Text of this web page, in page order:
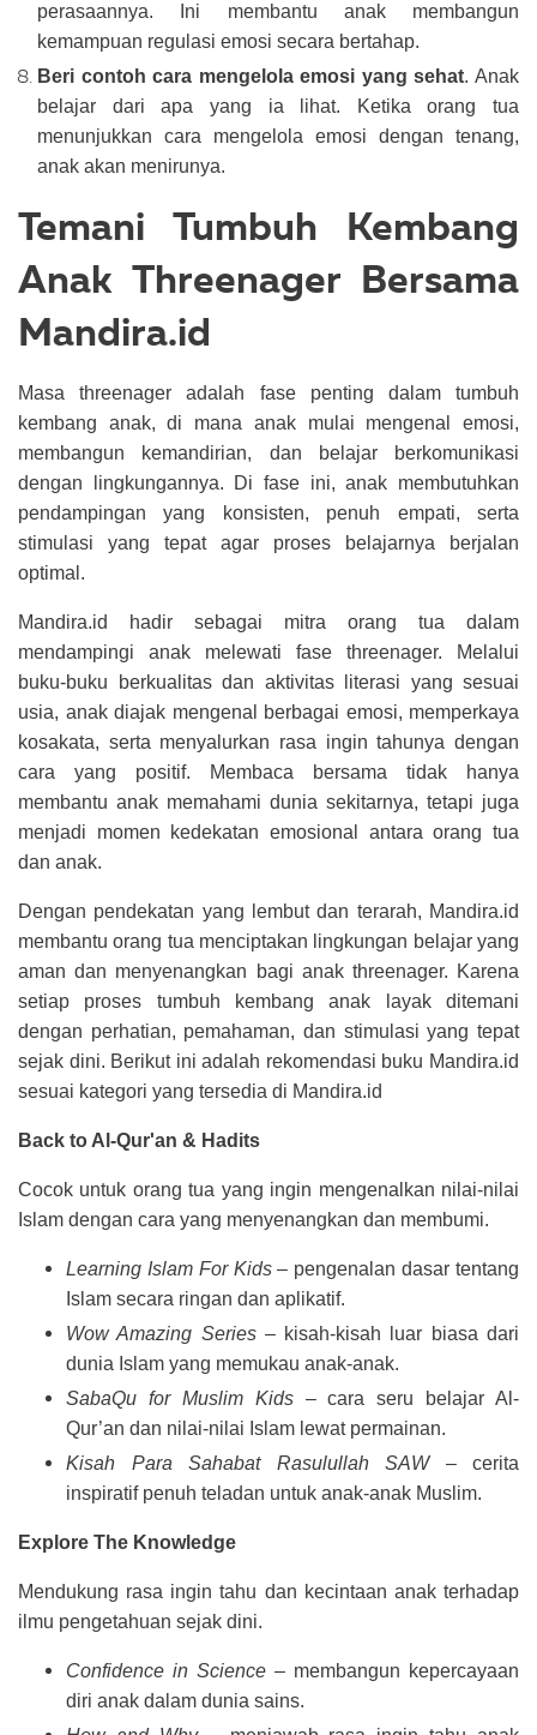
perasaannya. Ini membantu anak membangun
kemampuan regulasi emosi secara bertahap.
Beri contoh cara mengelola emosi yang sehat. Anak
belajar dari apa yang ia lihat. Ketika orang tua
menunjukkan cara mengelola emosi dengan tenang,
anak akan menirunya.
Temani Tumbuh Kembang
Anak Threenager Bersama
Mandira.id
Masa threenager adalah fase penting dalam tumbuh
kembang anak, di mana anak mulai mengenal emosi,
membangun kemandirian, dan belajar berkomunikasi
dengan lingkungannya. Di fase ini, anak membutuhkan
pendampingan yang konsisten, penuh empati, serta
stimulasi yang tepat agar proses belajarnya berjalan
optimal.
Mandira.id hadir sebagai mitra orang tua dalam
mendampingi anak melewati fase threenager. Melalui
buku-buku berkualitas dan aktivitas literasi yang sesuai
usia, anak diajak mengenal berbagai emosi, memperkaya
kosakata, serta menyalurkan rasa ingin tahunya dengan
cara yang positif. Membaca bersama tidak hanya
membantu anak memahami dunia sekitarnya, tetapi juga
menjadi momen kedekatan emosional antara orang tua
dan anak.
Dengan pendekatan yang lembut dan terarah, Mandira.id
membantu orang tua menciptakan lingkungan belajar yang
aman dan menyenangkan bagi anak threenager. Karena
setiap proses tumbuh kembang anak layak ditemani
dengan perhatian, pemahaman, dan stimulasi yang tepat
sejak dini. Berikut ini adalah rekomendasi buku Mandira.id
sesuai kategori yang tersedia di Mandira.id
Back to Al-Qur'an & Hadits
Cocok untuk orang tua yang ingin mengenalkan nilai-nilai
Islam dengan cara yang menyenangkan dan membumi.
Learning Islam For Kids– pengenalan dasar tentang
Islam secara ringan dan aplikatif.
Wow Amazing Series– kisah-kisah luar biasa dari
dunia Islam yang memukau anak-anak.
SabaQu for Muslim Kids– cara seru belajar Al-
Qur’an dan nilai-nilai Islam lewat permainan.
Kisah Para Sahabat Rasulullah SAW– cerita
inspiratif penuh teladan untuk anak-anak Muslim.
Explore The Knowledge
Mendukung rasa ingin tahu dan kecintaan anak terhadap
ilmu pengetahuan sejak dini.
Confidence in Science – membangun kepercayaan
diri anak dalam dunia sains.